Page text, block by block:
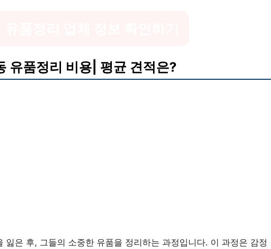
유품정리 비용| 평균 견적은?
잃은 후, 그들의 소중한 유품을 정리하는 과정입니다. 이 과정은 감정